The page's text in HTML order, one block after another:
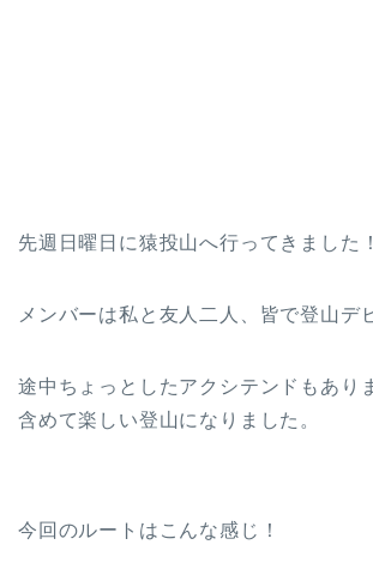
先週日曜日に猿投山へ行ってきました！
メンバーは私と友人二人、皆で登山デ
途中ちょっとしたアクシテンドもあり
含めて楽しい登山になりました。
今回のルートはこんな感じ！